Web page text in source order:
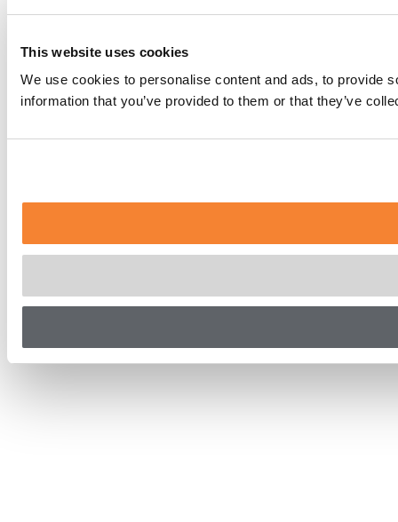
This website uses cookies
We use cookies to personalise content and ads, to provide
information that you’ve provided to them or that they’ve